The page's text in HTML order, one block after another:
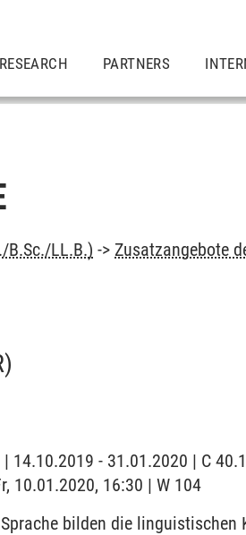
RESEARCH PARTNERS
B.Sc./LL.B.) -> Zusatzangebote
- 31.01.2020 | C
10.01.2020, 16:30 | W 104
bilden die linguistischen